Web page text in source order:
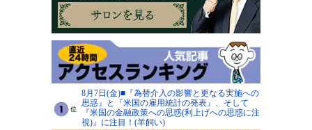
8月7日(金)■『為替介入の影響と更なる実施への
思惑』と『米国の雇用統計の発表』、そして
『米国の金融政策への思惑(利上げへの思惑に注
視)』に注目！(羊飼い)